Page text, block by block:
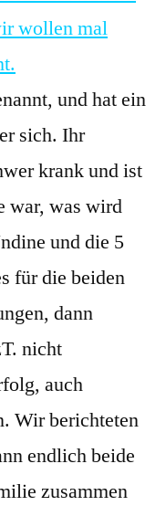
wollen mal
und hat ein
sich. Ihr
krank und ist
war, was wird
und die 5
für die beiden
dann
nicht
auch
Wir berichteten
endlich beide
zusammen